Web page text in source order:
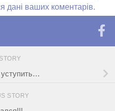
дані ваших коментарів.
STORY